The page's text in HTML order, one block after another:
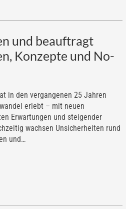
und beauftragt
Konzepte und No-
in den vergangenen 25 Jahren
erlebt – mit neuen
Erwartungen und steigender
wachsen Unsicherheiten rund
und…